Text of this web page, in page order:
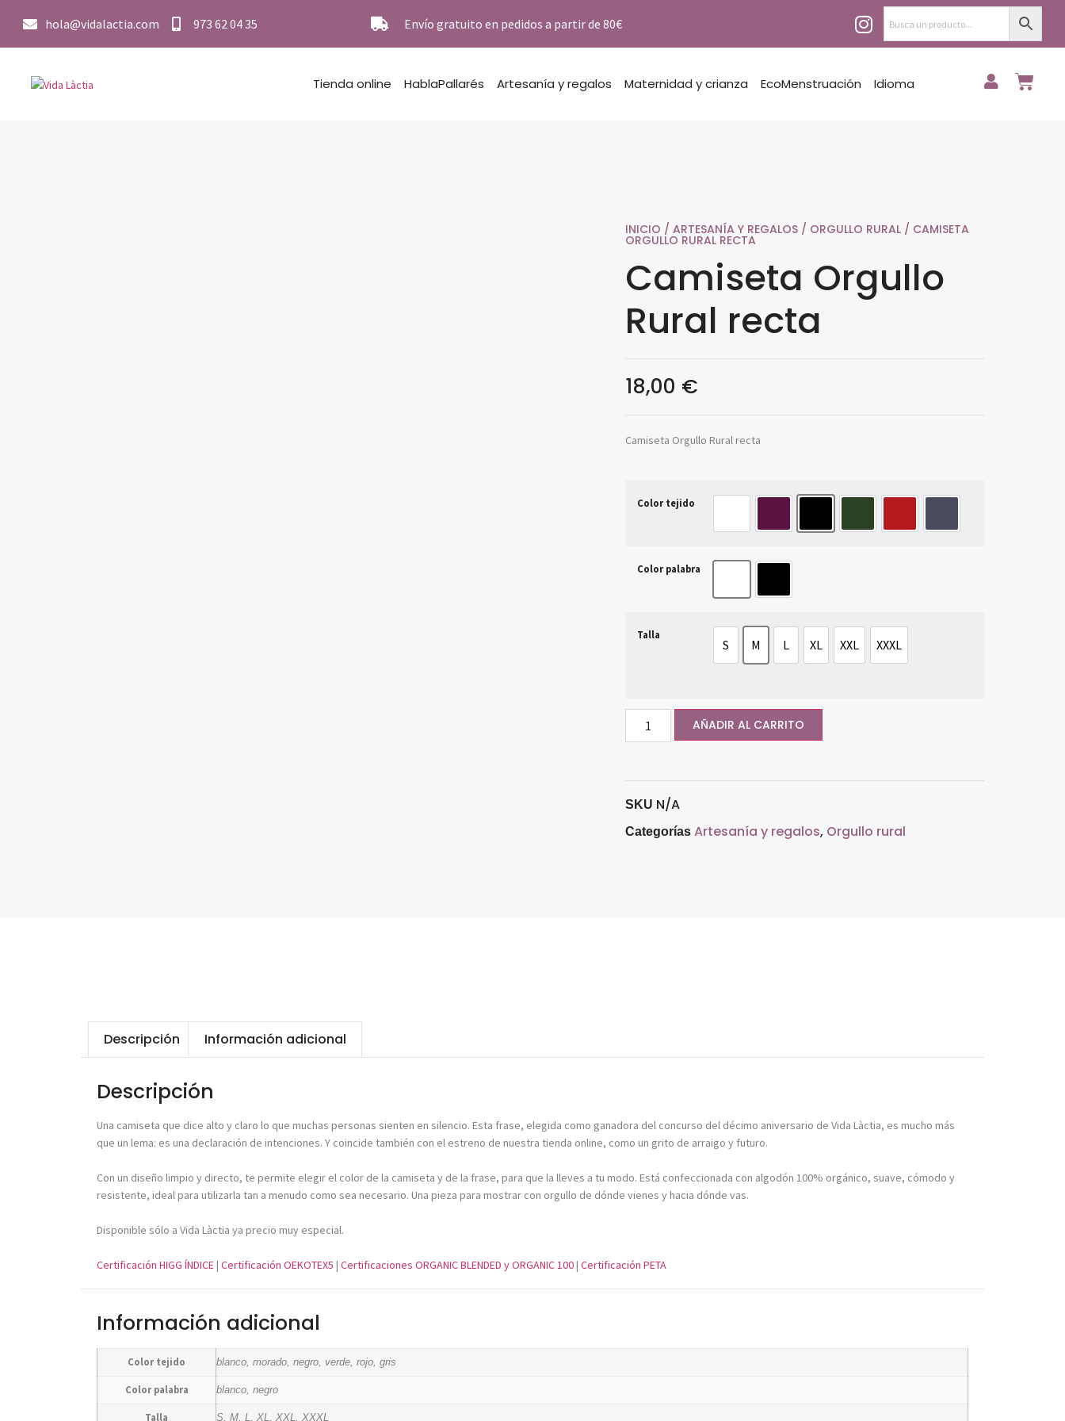
hola@vidalactia.com 973 62 04 35 Envío gratuito en pedidos a partir de 80€
Tienda online HablaPallarés Artesanía y regalos Maternidad y crianza EcoMenstruación Idioma
INICIO / ARTESANÍA Y REGALOS / ORGULLO RURAL / CAMISETA
ORGULLO RURAL RECTA
Camiseta Orgullo
Rural recta
18,00 €
Camiseta Orgullo Rural recta
Color tejido
Color palabra
Talla
S M L XL XXL XXXL
AÑADIR AL CARRITO
SKU N/A
Categorías Artesanía y regalos, Orgullo rural
Descripción Información adicional
Descripción
Una camiseta que dice alto y claro lo que muchas personas sienten en silencio. Esta frase, elegida como ganadora del concurso del décimo aniversario de Vida Làctia, es mucho más
que un lema: es una declaración de intenciones. Y coincide también con el estreno de nuestra tienda online, como un grito de arraigo y futuro.
Con un diseño limpio y directo, te permite elegir el color de la camiseta y de la frase, para que la lleves a tu modo. Está confeccionada con algodón 100% orgánico, suave, cómodo y
resistente, ideal para utilizarla tan a menudo como sea necesario. Una pieza para mostrar con orgullo de dónde vienes y hacia dónde vas.
Disponible sólo a Vida Làctia ya precio muy especial.
Certificación HIGG ÍNDICE| Certificación OEKOTEX5 | Certificaciones ORGANIC BLENDED y ORGANIC 100| Certificación PETA
Información adicional
Color tejido blanco, morado, negro, verde, rojo, gris
Color palabra blanco, negro
Talla S, M, L, XL, XXL, XXXL